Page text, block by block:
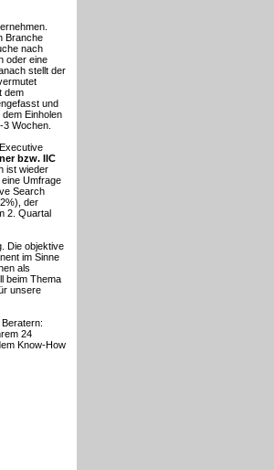
Branche
nach
oder eine
stellt der
dem
und
Einholen
Wochen.
bzw. IIC
ist wieder
Umfrage
Search
der
2. Quartal
Die objektive
im Sinne
als
beim Thema
unsere
24
Know-How